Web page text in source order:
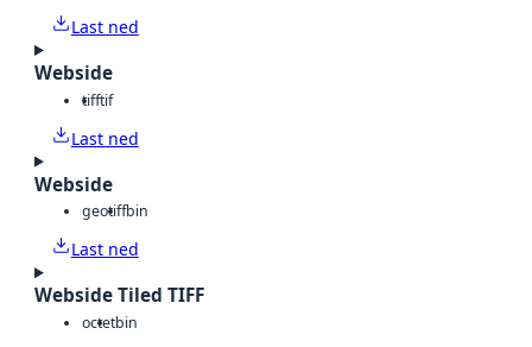
Last ned
Webside
tifftif
Last ned
Webside
geotiffbin
Last ned
Webside Tiled TIFF
octetbin